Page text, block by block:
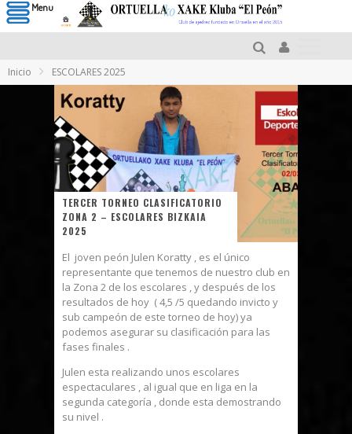
Inicio ESCOLARES 2025
TERCER TORNEO CLASIFICATORIO
ZONA 2 – ESCOLARES BIZKAIA
2025
El joven peón Julen Koratty , es el único
representante que tenemos de nuestro club en
la Zona 2 de los escolares , y después de los
resultados de hoy ( 4,5 /5 quedando invicto y
sub campeón de este torneo de hoy) ya
podemos asegurar su clasificación para las
fases finales .
Julen esta realizando unos escolares
espectaculares , al igual que en liga en la
segunda categoría , donde esta demostrando
su nivel .
Menu